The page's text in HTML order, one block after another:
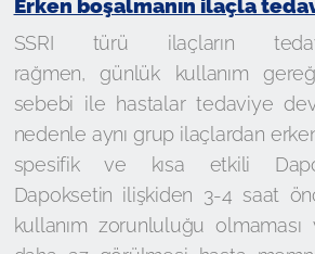
Erken boşalmanın ilaçla
SSRI türü ilaçların
rağmen, günlük kullanım
sebebi ile hastalar tedaviye
nedenle aynı grup ilaçlardan
spesifik ve kısa etkili
Dapoksetin ilişkiden 3-4 saat
kullanım zorunluluğu